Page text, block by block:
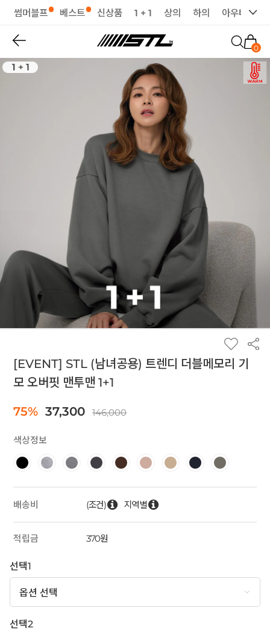
썸머블프 베스트 신상품 1 + 1 상의 하의 아우터
0
[EVENT] STL (남녀공용) 트렌디 더블메모리 기
모 오버핏 맨투맨 1+1
75% 37,300 146,000
색상정보
배송비 (조건) 지역별
적립금 370원
선택1
선택2